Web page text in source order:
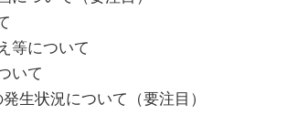
等について
いて
生状況について（要注目）